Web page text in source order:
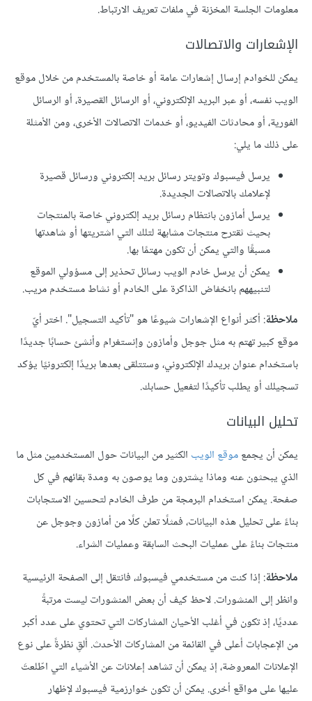
معلومات الجلسة المخزنة في ملفات تعريف الارتباط.
الإشعارات والاتصالات
يمكن للخوادم إرسال إشعارات عامة أو خاصة بالمستخدم من خلال موقع
الويب نفسه، أو عبر البريد الإلكتروني، أو الرسائل القصيرة، أو الرسائل
الفورية، أو محادثات الفيديو، أو خدمات الاتصالات الأخرى، ومن الأمثلة
على ذلك ما يلي:
يرسل فيسبوك وتويتر رسائل بريد إلكتروني ورسائل قصيرة
لإعلامك بالاتصالات الجديدة.
يرسل أمازون بانتظام رسائل بريد إلكتروني خاصة بالمنتجات
بحيث ثقترح منتجات مشابهة لتلك التي اشتريتها أو شاهدتها
مسبقًا والتي يمكن أن تكون مهتمًا بها.
يمكن أن يرسل خادم الويب رسائل تحذير إلى مسؤولي الموقع
لتنبيههم بانخفاض الذاكرة على الخادم أو نشاط مستخدم مريب.
ملاحظة: أكثر أنواع الإشعارات شيوعًا هو "تأكيد التسجيل". اختر أيّ
موقع كبير تهتم به مثل جوجل وأمازون وإنستغرام وأنشئ حسابًا جديدًا
باستخدام عنوان بريدك الإلكتروني، وستتلقى بعدها بريدًا إلكترونيًا يؤكد
تسجيلك أو يطلب تأكيدًا لتفعيل حسابك.
تحليل البيانات
يمكن أن يجمعموقع الويب الكثير من البيانات حول المستخدمين مثل ما
الذي يبحثون عنه وماذا يشترون وما يوصون به ومدة بقائهم في كل
صفحة. يمكن استخدام البرمجة من طرف الخادم لتحسين الاستجابات
بناءً على تحليل هذه البيانات، فمثلًا تعلن كلًا من أمازون وجوجل عن
منتجات بناءً على عمليات البحث السابقة وعمليات الشراء.
ملاحظة: إذا كنت من مستخدمي فيسبوك، فانتقل إلى الصفحة الرئيسية
وانظر إلى المنشورات. لاحظ كيف أن بعض المنشورات ليست مرتبةً
عدديًا، إذ تكون في أغلب الأحيان المشاركات التي تحتوي على عدد أكبر
من الإعجابات أعلى في القائمة من المشاركات الأحدث. ألقِ نظرةً على نوع
الإعلانات المعروضة، إذ يمكن أن تشاهد إعلانات عن الأشياء التي اطّلعتَ
عليها على مواقع أخرى. يمكن أن تكون خوارزمية فيسبوك لإظهار